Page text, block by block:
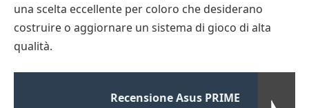
una scelta eccellente per coloro che desiderano
costruire o aggiornare un sistema di gioco di alta
qualità.
Recensione Asus PRIME